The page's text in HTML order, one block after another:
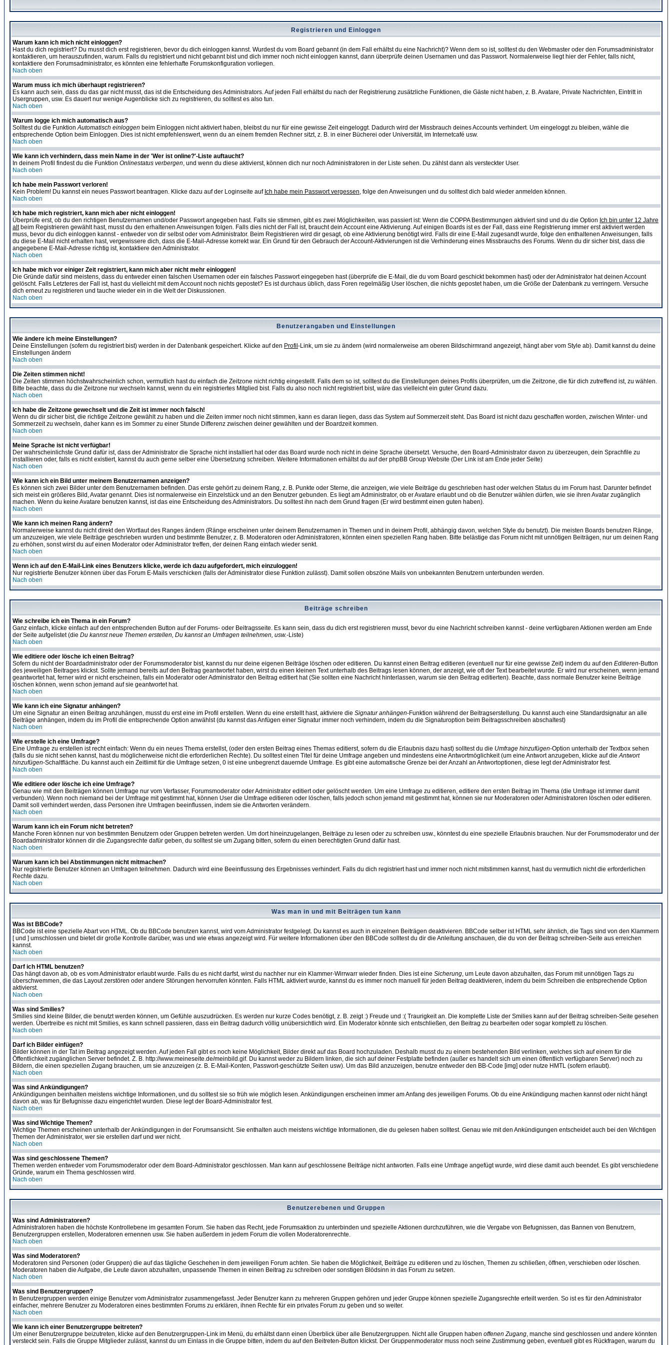
Registrieren und Einloggen
Warum kann ich mich nicht einloggen?
Hast du dich registriert? Du musst dich erst registrieren, bevor du dich einloggen kannst. Wurdest du vom Board gebannt (in dem Fall erhältst du eine Nachricht)? Wenn dem so ist, solltest du den Webmaster oder den Forumsadministrator
kontaktieren, um herauszufinden, warum. Falls du registriert und nicht gebannt bist und dich immer noch nicht einloggen kannst, dann überprüfe deinen Usernamen und das Passwort. Normalerweise liegt hier der Fehler, falls nicht,
kontaktiere den Forumsadministrator, es könnten eine fehlerhafte Forumskonfiguration vorliegen.
Nach oben
Warum muss ich mich überhaupt registrieren?
Es kann auch sein, dass du das gar nicht musst, das ist die Entscheidung des Administrators. Auf jeden Fall erhältst du nach der Registrierung zusätzliche Funktionen, die Gäste nicht haben, z. B. Avatare, Private Nachrichten, Eintritt in
Usergruppen, usw. Es dauert nur wenige Augenblicke sich zu registrieren, du solltest es also tun.
Nach oben
Warum logge ich mich automatisch aus?
Solltest du die FunktionAutomatisch einloggen beim Einloggen nicht aktiviert haben, bleibst du nur für eine gewisse Zeit eingeloggt. Dadurch wird der Missbrauch deines Accounts verhindert. Um eingeloggt zu bleiben, wähle die
entsprechende Option beim Einloggen. Dies ist nicht empfehlenswert, wenn du an einem fremden Rechner sitzt, z. B. in einer Bücherei oder Universität, im Internetcafé usw.
Nach oben
Wie kann ich verhindern, dass mein Name in der 'Wer ist online?'-Liste auftaucht?
In deinem Profil findest du die Funktion Onlinestatus verbergen, und wenn du diese aktivierst, können dich nur noch Administratoren in der Liste sehen. Du zählst dann als versteckter User.
Nach oben
Ich habe mein Passwort verloren!
Kein Problem! Du kannst ein neues Passwort beantragen. Klicke dazu auf der Loginseite auf Ich habe mein Passwort vergessen, folge den Anweisungen und du solltest dich bald wieder anmelden können.
Nach oben
Ich habe mich registriert, kann mich aber nicht einloggen!
Überprüfe erst, ob du den richtigen Benutzernamen und/oder Passwort angegeben hast. Falls sie stimmen, gibt es zwei Möglichkeiten, was passiert ist: Wenn die COPPA Bestimmungen aktiviert sind und du die Option Ich bin unter 12 Jahre
altbeim Registrieren gewählt hast, musst du den erhaltenen Anweisungen folgen. Falls dies nicht der Fall ist, braucht dein Account eine Aktivierung. Auf einigen Boards ist es der Fall, dass eine Registrierung immer erst aktiviert werden
muss, bevor du dich einloggen kannst - entweder von dir selbst oder vom Administrator. Beim Registrieren wird dir gesagt, ob eine Aktivierung benötigt wird. Falls dir eine E-Mail zugesandt wurde, folge den enthaltenen Anweisungen, falls
du diese E-Mail nicht erhalten hast, vergewissere dich, dass die E-Mail-Adresse korrekt war. Ein Grund für den Gebrauch der Account-Aktivierungen ist die Verhinderung eines Missbrauchs des Forums. Wenn du dir sicher bist, dass die
angegebene E-Mail-Adresse richtig ist, kontaktiere den Administrator.
Nach oben
Ich habe mich vor einiger Zeit registriert, kann mich aber nicht mehr einloggen!
Die Gründe dafür sind meistens, dass du entweder einen falschen Usernamen oder ein falsches Passwort eingegeben hast (überprüfe die E-Mail, die du vom Board geschickt bekommen hast) oder der Administrator hat deinen Account
gelöscht. Falls Letzteres der Fall ist, hast du vielleicht mit dem Account noch nichts gepostet? Es ist durchaus üblich, dass Foren regelmäßig User löschen, die nichts gepostet haben, um die Größe der Datenbank zu verringern. Versuche
dich erneut zu registrieren und tauche wieder ein in die Welt der Diskussionen.
Nach oben
Benutzerangaben und Einstellungen
Wie ändere ich meine Einstellungen?
Deine Einstellungen (sofern du registriert bist) werden in der Datenbank gespeichert. Klicke auf den Profil -Link, um sie zu ändern (wird normalerweise am oberen Bildschirmrand angezeigt, hängt aber vom Style ab). Damit kannst du deine
Einstellungen ändern
Nach oben
Die Zeiten stimmen nicht!
Die Zeiten stimmen höchstwahrscheinlich schon, vermutlich hast du einfach die Zeitzone nicht richtig eingestellt. Falls dem so ist, solltest du die Einstellungen deines Profils überprüfen, um die Zeitzone, die für dich zutreffend ist, zu wählen.
Bitte beachte, dass du die Zeitzone nur wechseln kannst, wenn du ein registriertes Mitglied bist. Falls du also noch nicht registriert bist, wäre das vielleicht ein guter Grund dazu.
Nach oben
Ich habe die Zeitzone gewechselt und die Zeit ist immer noch falsch!
Wenn du dir sicher bist, die richtige Zeitzone gewählt zu haben und die Zeiten immer noch nicht stimmen, kann es daran liegen, dass das System auf Sommerzeit steht. Das Board ist nicht dazu geschaffen worden, zwischen Winter- und
Sommerzeit zu wechseln, daher kann es im Sommer zu einer Stunde Differenz zwischen deiner gewählten und der Boardzeit kommen.
Nach oben
Meine Sprache ist nicht verfügbar!
Der wahrscheinlichste Grund dafür ist, dass der Administrator die Sprache nicht installiert hat oder das Board wurde noch nicht in deine Sprache übersetzt. Versuche, den Board-Administrator davon zu überzeugen, dein Sprachfile zu
installieren oder, falls es nicht existiert, kannst du auch gerne selber eine Übersetzung schreiben. Weitere Informationen erhältst du auf der phpBB Group Website (Der Link ist am Ende jeder Seite)
Nach oben
Wie kann ich ein Bild unter meinem Benutzernamen anzeigen?
Es können sich zwei Bilder unter dem Benutzernamen befinden. Das erste gehört zu deinem Rang, z. B. Punkte oder Sterne, die anzeigen, wie viele Beiträge du geschrieben hast oder welchen Status du im Forum hast. Darunter befindet
sich meist ein größeres Bild, Avatar genannt. Dies ist normalerweise ein Einzelstück und an den Benutzer gebunden. Es liegt am Administrator, ob er Avatare erlaubt und ob die Benutzer wählen dürfen, wie sie ihren Avatar zugänglich
machen. Wenn du keine Avatare benutzen kannst, ist das eine Entscheidung des Administrators. Du solltest ihn nach dem Grund fragen (Er wird bestimmt einen guten haben).
Nach oben
Wie kann ich meinen Rang ändern?
Normalerweise kannst du nicht direkt den Wortlaut des Ranges ändern (Ränge erscheinen unter deinem Benutzernamen in Themen und in deinem Profil, abhängig davon, welchen Style du benutzt). Die meisten Boards benutzen Ränge,
um anzuzeigen, wie viele Beiträge geschrieben wurden und bestimmte Benutzer, z. B. Moderatoren oder Administratoren, könnten einen speziellen Rang haben. Bitte belästige das Forum nicht mit unnötigen Beiträgen, nur um deinen Rang
zu erhöhen, sonst wirst du auf einen Moderator oder Administrator treffen, der deinen Rang einfach wieder senkt.
Nach oben
Wenn ich auf den E-Mail-Link eines Benutzers klicke, werde ich dazu aufgefordert, mich einzuloggen!
Nur registrierte Benutzer können über das Forum E-Mails verschicken (falls der Administrator diese Funktion zulässt). Damit sollen obszöne Mails von unbekannten Benutzern unterbunden werden.
Nach oben
Beiträge schreiben
Wie schreibe ich ein Thema in ein Forum?
Ganz einfach, klicke einfach auf den entsprechenden Button auf der Forums- oder Beitragsseite. Es kann sein, dass du dich erst registrieren musst, bevor du eine Nachricht schreiben kannst - deine verfügbaren Aktionen werden am Ende
der Seite aufgelistet (die Du kannst neue Themen erstellen, Du kannst an Umfragen teilnehmen, usw.-Liste)
Nach oben
Wie editiere oder lösche ich einen Beitrag?
Sofern du nicht der Boardadministrator oder der Forumsmoderator bist, kannst du nur deine eigenen Beiträge löschen oder editieren. Du kannst einen Beitrag editieren (eventuell nur für eine gewisse Zeit) indem du auf den Editieren-Button
des jeweiligen Beitrages klickst. Sollte jemand bereits auf den Beitrag geantwortet haben, wirst du einen kleinen Text unterhalb des Beitrags lesen können, der anzeigt, wie oft der Text bearbeitet wurde. Er wird nur erscheinen, wenn jemand
geantwortet hat, ferner wird er nicht erscheinen, falls ein Moderator oder Administrator den Beitrag editiert hat (Sie sollten eine Nachricht hinterlassen, warum sie den Beitrag editierten). Beachte, dass normale Benutzer keine Beiträge
löschen können, wenn schon jemand auf sie geantwortet hat.
Nach oben
Wie kann ich eine Signatur anhängen?
Um eine Signatur an einen Beitrag anzuhängen, musst du erst eine im Profil erstellen. Wenn du eine erstellt hast, aktiviere die Signatur anhängen-Funktion während der Beitragserstellung. Du kannst auch eine Standardsignatur an alle
Beiträge anhängen, indem du im Profil die entsprechende Option anwählst (du kannst das Anfügen einer Signatur immer noch verhindern, indem du die Signaturoption beim Beitragsschreiben abschaltest)
Nach oben
Wie erstelle ich eine Umfrage?
Eine Umfrage zu erstellen ist recht einfach: Wenn du ein neues Thema erstellst, (oder den ersten Beitrag eines Themas editierst, sofern du die Erlaubnis dazu hast) solltest du die Umfrage hinzufügen-Option unterhalb der Textbox sehen
(falls du sie nicht sehen kannst, hast du möglicherweise nicht die erforderlichen Rechte). Du solltest einen Titel für deine Umfrage angeben und mindestens eine Antwortmöglichkeit (um eine Antwort anzugeben, klicke auf dieAntwort
hinzufügen-Schaltfläche. Du kannst auch ein Zeitlimit für die Umfrage setzen, 0 ist eine unbegrenzt dauernde Umfrage. Es gibt eine automatische Grenze bei der Anzahl an Antwortoptionen, diese legt der Administrator fest.
Nach oben
Wie editiere oder lösche ich eine Umfrage?
Genau wie mit den Beiträgen können Umfrage nur vom Verfasser, Forumsmoderator oder Administrator editiert oder gelöscht werden. Um eine Umfrage zu editieren, editiere den ersten Beitrag im Thema (die Umfrage ist immer damit
verbunden). Wenn noch niemand bei der Umfrage mit gestimmt hat, können User die Umfrage editieren oder löschen, falls jedoch schon jemand mit gestimmt hat, können sie nur Moderatoren oder Administratoren löschen oder editieren.
Damit soll verhindert werden, dass Personen ihre Umfragen beeinflussen, indem sie die Antworten verändern.
Nach oben
Warum kann ich ein Forum nicht betreten?
Manche Foren können nur von bestimmten Benutzern oder Gruppen betreten werden. Um dort hineinzugelangen, Beiträge zu lesen oder zu schreiben usw., könntest du eine spezielle Erlaubnis brauchen. Nur der Forumsmoderator und der
Boardadministrator können dir die Zugangsrechte dafür geben, du solltest sie um Zugang bitten, sofern du einen berechtigten Grund dafür hast.
Nach oben
Warum kann ich bei Abstimmungen nicht mitmachen?
Nur registrierte Benutzer können an Umfragen teilnehmen. Dadurch wird eine Beeinflussung des Ergebnisses verhindert. Falls du dich registriert hast und immer noch nicht mitstimmen kannst, hast du vermutlich nicht die erforderlichen
Rechte dazu.
Nach oben
Was man in und mit Beiträgen tun kann
Was ist BBCode?
BBCode ist eine spezielle Abart von HTML. Ob du BBCode benutzen kannst, wird vom Administrator festgelegt. Du kannst es auch in einzelnen Beiträgen deaktivieren. BBCode selber ist HTML sehr ähnlich, die Tags sind von den Klammern
[ und ] umschlossen und bietet dir große Kontrolle darüber, was und wie etwas angezeigt wird. Für weitere Informationen über den BBCode solltest du dir die Anleitung anschauen, die du von der Beitrag schreiben-Seite aus erreichen
kannst.
Nach oben
Darf ich HTML benutzen?
Das hängt davon ab, ob es vom Administrator erlaubt wurde. Falls du es nicht darfst, wirst du nachher nur ein Klammer-Wirrwarr wieder finden. Dies ist eine Sicherung, um Leute davon abzuhalten, das Forum mit unnötigen Tags zu
überschwemmen, die das Layout zerstören oder andere Störungen hervorrufen könnten. Falls HTML aktiviert wurde, kannst du es immer noch manuell für jeden Beitrag deaktivieren, indem du beim Schreiben die entsprechende Option
aktivierst.
Nach oben
Was sind Smilies?
Smilies sind kleine Bilder, die benutzt werden können, um Gefühle auszudrücken. Es werden nur kurze Codes benötigt, z. B. zeigt :) Freude und :( Traurigkeit an. Die komplette Liste der Smilies kann auf der Beitrag schreiben-Seite gesehen
werden. Übertreibe es nicht mit Smilies, es kann schnell passieren, dass ein Beitrag dadurch völlig unübersichtlich wird. Ein Moderator könnte sich entschließen, den Beitrag zu bearbeiten oder sogar komplett zu löschen.
Nach oben
Darf ich Bilder einfügen?
Bilder können in der Tat im Beitrag angezeigt werden. Auf jeden Fall gibt es noch keine Möglichkeit, Bilder direkt auf das Board hochzuladen. Deshalb musst du zu einem bestehenden Bild verlinken, welches sich auf einem für die
Öffentlichkeit zugänglichen Server befindet. Z. B. http://www.meineseite.de/meinbild.gif. Du kannst weder zu Bildern linken, die sich auf deiner Festplatte befinden (außer es handelt sich um einen öffentlich verfügbaren Server) noch zu
Bildern, die einen speziellen Zugang brauchen, um sie anzuzeigen (z. B. E-Mail-Konten, Passwort-geschützte Seiten usw). Um das Bild anzuzeigen, benutze entweder den BB-Code [img] oder nutze HMTL (sofern erlaubt).
Nach oben
Was sind Ankündigungen?
Ankündigungen beinhalten meistens wichtige Informationen, und du solltest sie so früh wie möglich lesen. Ankündigungen erscheinen immer am Anfang des jeweiligen Forums. Ob du eine Ankündigung machen kannst oder nicht hängt
davon ab, was für Befugnisse dazu eingerichtet wurden. Diese legt der Board-Administrator fest.
Nach oben
Was sind Wichtige Themen?
Wichtige Themen erscheinen unterhalb der Ankündigungen in der Forumsansicht. Sie enthalten auch meistens wichtige Informationen, die du gelesen haben solltest. Genau wie mit den Ankündigungen entscheidet auch bei den Wichtigen
Themen der Administrator, wer sie erstellen darf und wer nicht.
Nach oben
Was sind geschlossene Themen?
Themen werden entweder vom Forumsmoderator oder dem Board-Administrator geschlossen. Man kann auf geschlossene Beiträge nicht antworten. Falls eine Umfrage angefügt wurde, wird diese damit auch beendet. Es gibt verschiedene
Gründe, warum ein Thema geschlossen wird.
Nach oben
Benutzerebenen und Gruppen
Was sind Administratoren?
Administratoren haben die höchste Kontrollebene im gesamten Forum. Sie haben das Recht, jede Forumsaktion zu unterbinden und spezielle Aktionen durchzuführen, wie die Vergabe von Befugnissen, das Bannen von Benutzern,
Benutzergruppen erstellen, Moderatoren ernennen usw. Sie haben außerdem in jedem Forum die vollen Moderatorenrechte.
Nach oben
Was sind Moderatoren?
Moderatoren sind Personen (oder Gruppen) die auf das tägliche Geschehen in dem jeweiligen Forum achten. Sie haben die Möglichkeit, Beiträge zu editieren und zu löschen, Themen zu schließen, öffnen, verschieben oder löschen.
Moderatoren haben die Aufgabe, die Leute davon abzuhalten, unpassende Themen in einen Beitrag zu schreiben oder sonstigen Blödsinn in das Forum zu setzen.
Nach oben
Was sind Benutzergruppen?
In Benutzergruppen werden einige Benutzer vom Administrator zusammengefasst. Jeder Benutzer kann zu mehreren Gruppen gehören und jeder Gruppe können spezielle Zugangsrechte erteilt werden. So ist es für den Administrator
einfacher, mehrere Benutzer zu Moderatoren eines bestimmten Forums zu erklären, ihnen Rechte für ein privates Forum zu geben und so weiter.
Nach oben
Wie kann ich einer Benutzergruppe beitreten?
Um einer Benutzergruppe beizutreten, klicke auf den Benutzergruppen-Link im Menü, du erhältst dann einen Überblick über alle Benutzergruppen. Nicht alle Gruppen haben offenen Zugang, manche sind geschlossen und andere könnten
versteckt sein. Falls die Gruppe Mitglieder zulässt, kannst du um Einlass in die Gruppe bitten, indem du auf den Beitreten-Button klickst. Der Gruppenmoderator muss noch seine Zustimmung geben, eventuell gibt es Rückfragen, warum du